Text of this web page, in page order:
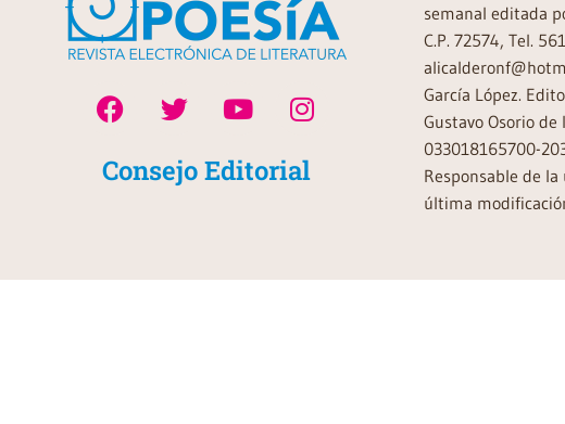
Consejo Editorial
semanal editada
C.P. 72574, Tel.
García López.
Gustavo Osorio
033018165700-
Responsable de
última